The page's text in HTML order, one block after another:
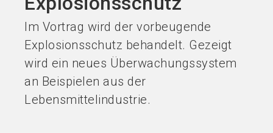
Im Vortrag wird der vorbeugende
Explosionsschutz behandelt. Gezeigt
wird ein neues Überwachungssystem
an Beispielen aus der
Lebensmittelindustrie.